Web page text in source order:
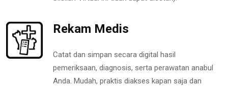
Rekam Medis
Catat dan simpan secara digital hasil
pemeriksaan, diagnosis, serta perawatan anabul
Anda. Mudah, praktis diakses kapan saja dan